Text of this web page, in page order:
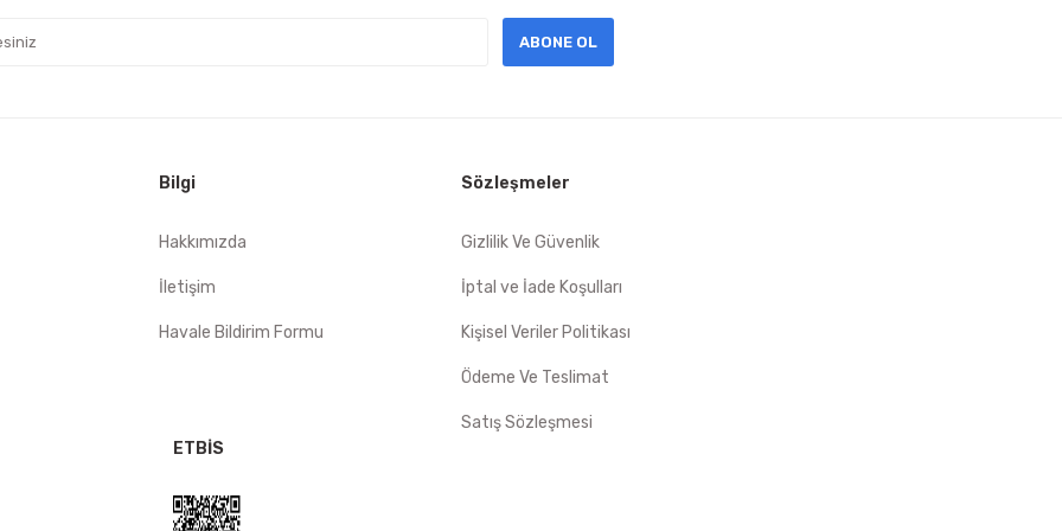
hızlı
ABONE OL
Bilgi
Hakkımızda
İletişim
Havale Bildirim Formu
Sözleşmeler
Gizlilik Ve Güvenlik
İptal ve İade Koşulları
Kişisel Veriler Politikası
Ödeme Ve Teslimat
Satış Sözleşmesi
ETBİS